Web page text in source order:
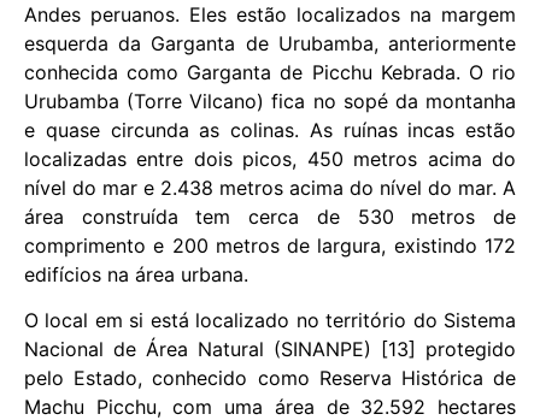
Andes peruanos. Eles estão localizados na margem
esquerda da Garganta de Urubamba, anteriormente
conhecida como Garganta de Picchu Kebrada. O rio
Urubamba (Torre Vilcano) fica no sopé da montanha
e quase circunda as colinas. As ruínas incas estão
localizadas entre dois picos, 450 metros acima do
nível do mar e 2.438 metros acima do nível do mar. A
área construída tem cerca de 530 metros de
comprimento e 200 metros de largura, existindo 172
edifícios na área urbana.
O local em si está localizado no território do Sistema
Nacional de Área Natural (SINANPE) [13] protegido
pelo Estado, conhecido como Reserva Histórica de
Machu Picchu, com uma área de 32.592 hectares